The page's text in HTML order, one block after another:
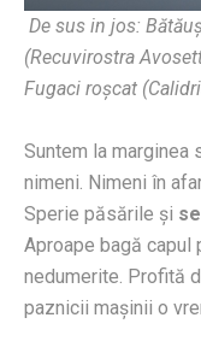
De sus in jos:
(Recuvirostra
Fugaci roşcat
Suntem la marginea
nimeni. Nimeni în
Sperie păsările şi
Aproape bagă capul
nedumerite. Profită
paznicii maşinii o